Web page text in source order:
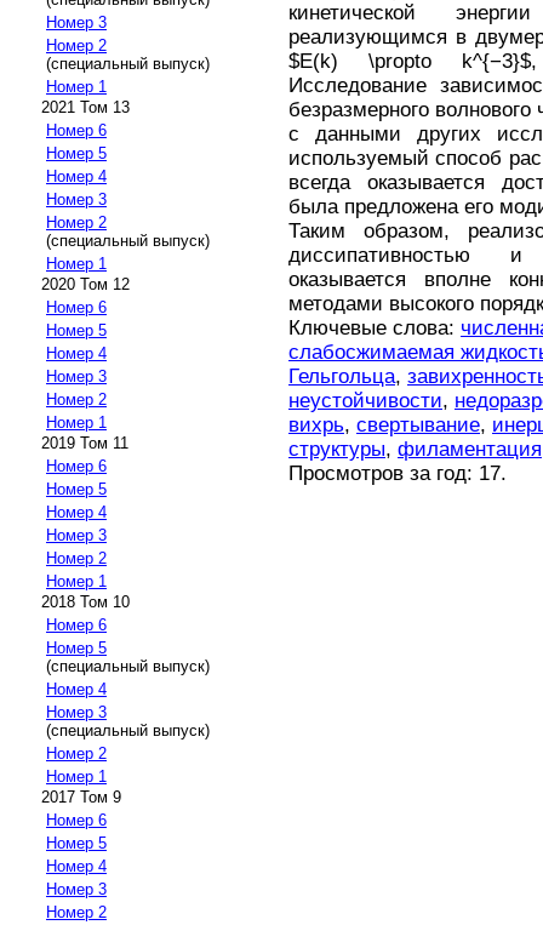
Номер 3
Номер 2
(специальный выпуск)
Номер 1
2021 Том 13
Номер 6
Номер 5
Номер 4
Номер 3
Номер 2
(специальный выпуск)
Номер 1
2020 Том 12
Номер 6
Номер 5
Номер 4
Номер 3
Номер 2
Номер 1
2019 Том 11
Номер 6
Номер 5
Номер 4
Номер 3
Номер 2
Номер 1
2018 Том 10
Номер 6
Номер 5
(специальный выпуск)
Номер 4
Номер 3
(специальный выпуск)
Номер 2
Номер 1
2017 Том 9
Номер 6
Номер 5
Номер 4
Номер 3
Номер 2
кинетической
реализующимся в
$E(k) \propto
Исследование
безразмерного
с данными других
используемый способ
всегда оказывается
была предложена его
Таким образом,
оказывается вполне
методами высокого
Ключевые слова:
слабосжимаемая
Гельгольца,
неустойчивости,
вихрь, свертывание,
структуры, филаментация
Просмотров за год: 17.